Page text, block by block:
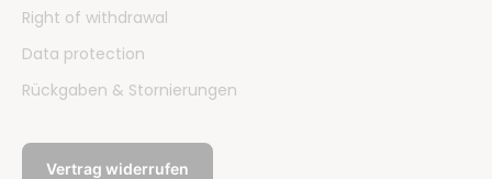
Right of withdrawal
Data protection
Rückgaben & Stornierungen
Vertrag widerrufen